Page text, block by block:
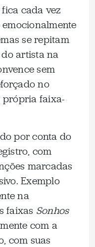
cada vez
se repitam
artista na
sem
no
própria faixa-
por conta do
com
marcadas
Exemplo
na
faixas Sonhos
com a
com suas